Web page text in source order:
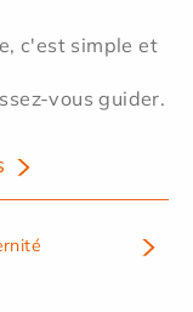
c'est simple et
vous guider.